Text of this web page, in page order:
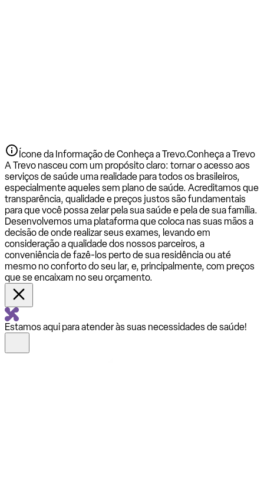
Ícone da Informação de Conheça a Trevo.Conheça a Trevo
A Trevo nasceu com um propósito claro: tornar o acesso aos
serviços de saúde uma realidade para todos os brasileiros,
especialmente aqueles sem plano de saúde. Acreditamos que
transparência, qualidade e preços justos são fundamentais
para que você possa zelar pela sua saúde e pela de sua família.
Desenvolvemos uma plataforma que coloca nas suas mãos a
decisão de onde realizar seus exames, levando em
consideração a qualidade dos nossos parceiros, a
conveniência de fazê-los perto de sua residência ou até
mesmo no conforto do seu lar, e, principalmente, com preços
que se encaixam no seu orçamento.
Estamos aqui para atender às suas necessidades de saúde!